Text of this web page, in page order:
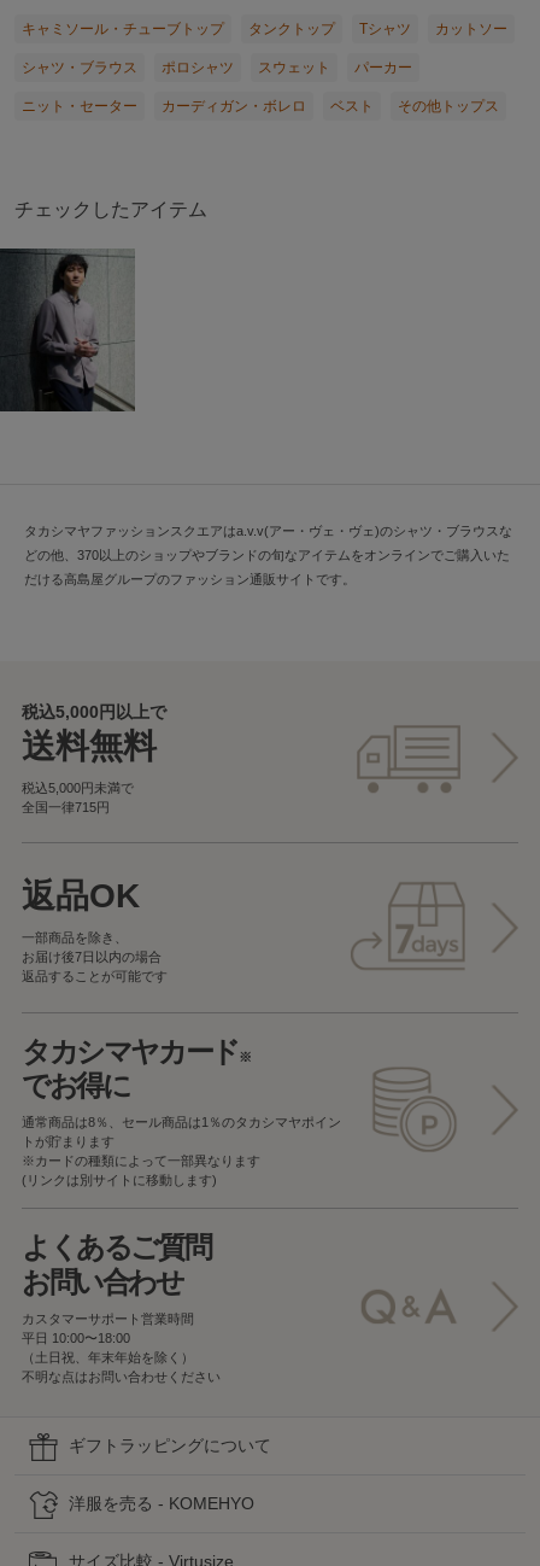
キャミソール・チューブトップ タンクトップ Tシャツ カットソー
シャツ・ブラウス ポロシャツ スウェット パーカー
ニット・セーター カーディガン・ボレロ ベスト その他トップス
チェックしたアイテム
タカシマヤファッションスクエアはa.v.v(アー・ヴェ・ヴェ)のシャツ・ブラウスな
どの他、370以上のショップやブランドの旬なアイテムをオンラインでご購入いた
だける高島屋グループのファッション通販サイトです。
税込5,000円以上で
送料無料
税込5,000円未満で
全国一律715円
返品OK
一部商品を除き、
お届け後7日以内の場合
返品することが可能です
タカシマヤカード※
でお得に
通常商品は8％、セール商品は1％のタカシマヤポイン
トが貯まります
※カードの種類によって一部異なります
(リンクは別サイトに移動します)
よくあるご質問
お問い合わせ
カスタマーサポート営業時間
平日 10:00〜18:00
（土日祝、年末年始を除く）
不明な点はお問い合わせください
ギフトラッピングについて
洋服を売る - KOMEHYO
サイズ比較 - Virtusize